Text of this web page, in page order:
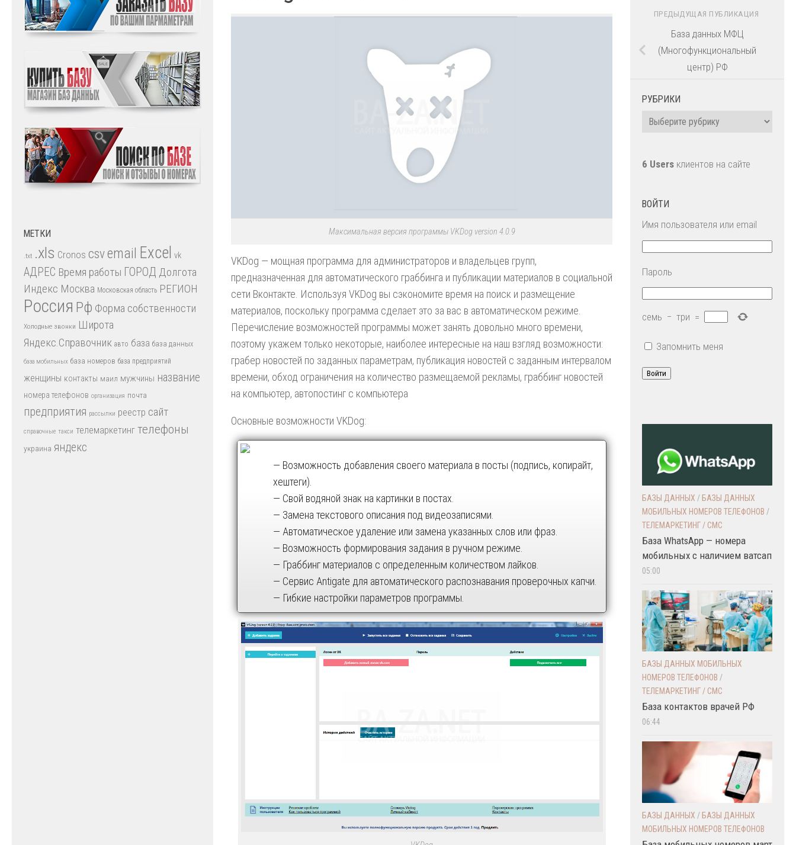
Максимальная версия программы VKDog version 4.0.9
VKDog — мощная программа для администраторов и владельцев групп,
предназначенная для автоматического граббинга и публикации материалов в социальной
сети Вконтакте. Используя VKDog вы сэкономите время на поиск и размещение
материалов, поскольку программа сделает это за вас в автоматическом режиме.
Перечисление возможностей программы может занять довольно много времени,
поэтому укажем только некоторые, наиболее интересные на наш взгляд возможности:
грабер новостей по заданных параметрам, публикация новостей с заданным интервалом
времени, обход ограничения на количество размещаемой рекламы, граббинг новостей
на компьютер, автопостинг с компьютера
Основные возможности VKDog:
— Возможность добавления своего материала в посты (подпись, копирайт,
хештеги).
— Свой водяной знак на картинки в постах.
— Замена текстового описания под видеозаписями.
— Автоматическое удаление или замена указанных слов или фраз.
— Возможность формирования задания в ручном режиме.
— Граббинг материалов с определенным количеством лайков.
— Сервис Antigate для автоматического распознавания проверочных капчи.
— Гибкие настройки параметров программы.
МЕТКИ
.txt .xls Cronos csvemail Excel vk
АДРЕС Время работы ГОРОД Долгота
Индекс Москва Московская область РЕГИОН
Россия Рф Форма собственности
Холодные звонки Широта
Яндекс.Справочник авто база база данных
база мобильных база номеров база предприятий
женщины контакты маил мужчины название
номера телефонов организация почта
предприятия рассылки реестр сайт
справочные такси телемаркетинг телефоны
украина яндекс
ПРЕДЫДУЩАЯ ПУБЛИКАЦИЯ
База данных МФЦ
(Многофункциональный
центр) РФ
РУБРИКИ
Рубрики
6 Users клиентов на сайте
ВОЙТИ
Имя пользователя или email
Пароль
семь − три =
Запомнить меня
Войти
БАЗЫ ДАННЫХ /БАЗЫ ДАННЫХ
МОБИЛЬНЫХ НОМЕРОВ ТЕЛЕФОНОВ /
ТЕЛЕМАРКЕТИНГ / СМС
База WhatsApp — номера
мобильных с наличием ватсап
05:00
БАЗЫ ДАННЫХ МОБИЛЬНЫХ
НОМЕРОВ ТЕЛЕФОНОВ /
ТЕЛЕМАРКЕТИНГ / СМС
База контактов врачей РФ
06:44
БАЗЫ ДАННЫХ / БАЗЫ ДАННЫХ
МОБИЛЬНЫХ НОМЕРОВ ТЕЛЕФОНОВ